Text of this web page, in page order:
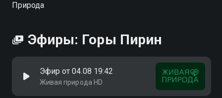
качестве на Смотрёшке
Природа
Эфиры: Горы Пирин
Эфир от 04.08 19:42
Живая природа HD